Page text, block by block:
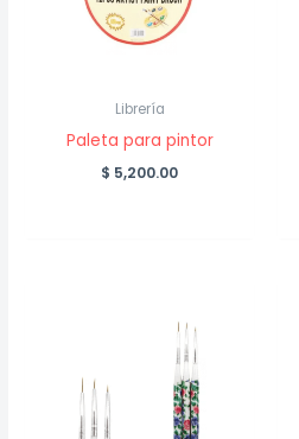
Librería
Paleta para pintor
$ 5,200.00